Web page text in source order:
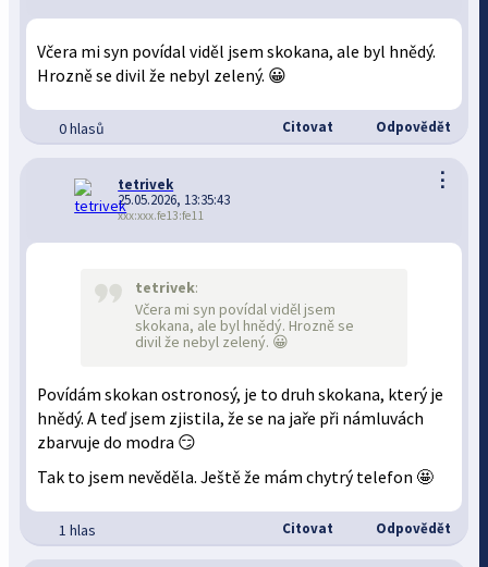
Včera mi syn povídal viděl jsem skokana, ale byl hnědý.
Hrozně se divil že nebyl zelený. 😀
0 hlasů Citovat Odpovědět
⋮
tetrivek
25.05.2026, 13:35:43
xxx:xxx.fe13:fe11
tetrivek:
Včera mi syn povídal viděl jsem
skokana, ale byl hnědý. Hrozně se
divil že nebyl zelený. 😀
Povídám skokan ostronosý, je to druh skokana, který je
hnědý. A teď jsem zjistila, že se na jaře při námluvách
zbarvuje do modra 😏
Tak to jsem nevěděla. Ještě že mám chytrý telefon 🤩
1 hlas Citovat Odpovědět